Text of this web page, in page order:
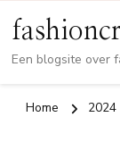
Een blogsite over
Home 2024